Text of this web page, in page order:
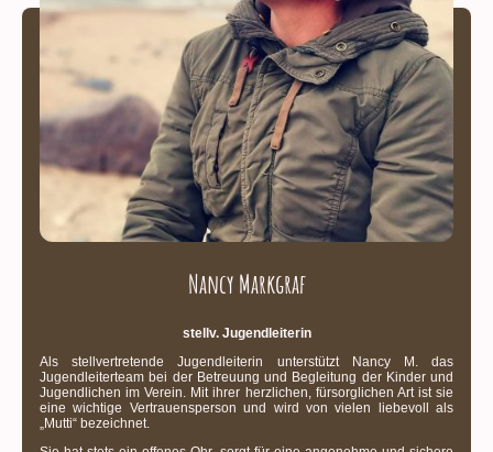
Nancy Markgraf
stellv. Jugendleiterin
Als stellvertretende Jugendleiterin unterstützt Nancy M. das
Jugendleiterteam bei der Betreuung und Begleitung der Kinder und
Jugendlichen im Verein. Mit ihrer herzlichen, fürsorglichen Art ist sie
eine wichtige Vertrauensperson und wird von vielen liebevoll als
„Mutti“ bezeichnet.